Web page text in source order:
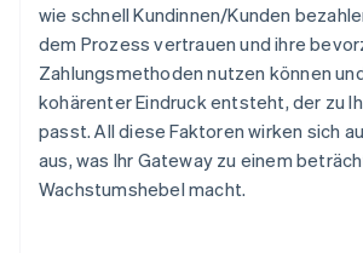
wie schnell Kundinnen/Kunden
dem Prozess vertrauen und ihre
Zahlungsmethoden nutzen können
kohärenter Eindruck entsteht, der zu
passt. All diese Faktoren wirken sich
aus, was Ihr Gateway zu einem
Wachstumshebel macht.